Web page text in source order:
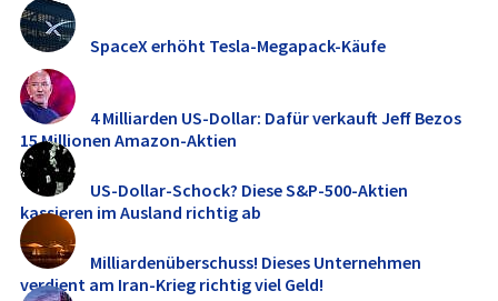
SpaceX erhöht Tesla-Megapack-Käufe
4 Milliarden US-Dollar: Dafür verkauft Jeff Bezos
15 Millionen Amazon-Aktien
US-Dollar-Schock? Diese S&P-500-Aktien
kassieren im Ausland richtig ab
Milliardenüberschuss! Dieses Unternehmen
verdient am Iran-Krieg richtig viel Geld!